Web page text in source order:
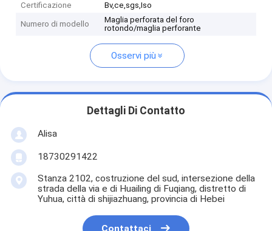
Certificazione
Bv,ce,sgs,Iso
Numero di modello
Maglia perforata del foro
rotondo/maglia perforante
Osservi più
Dettagli Di Contatto
Alisa
18730291422
Stanza 2102, costruzione del sud, intersezione della
strada della via e di Huailing di Fuqiang, distretto di
Yuhua, città di shijiazhuang, provincia di Hebei
Contattaci